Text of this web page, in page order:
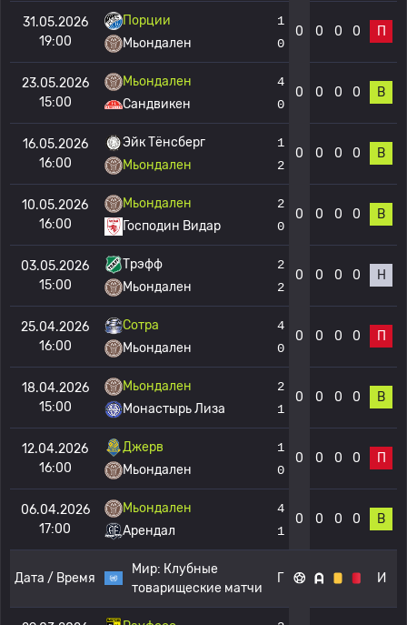
31.05.2026
19:00
Порции
Мьондален
1
0
0 0 0 0 П
23.05.2026
15:00
Мьондален
Сандвикен
4
0
0 0 0 0 В
16.05.2026
16:00
Эйк Тёнсберг
Мьондален
1
2
0 0 0 0 В
10.05.2026
16:00
Мьондален
Господин Видар
2
0
0 0 0 0 В
03.05.2026
15:00
Трэфф
Мьондален
2
2
0 0 0 0 Н
25.04.2026
16:00
Сотра
Мьондален
4
0
0 0 0 0 П
18.04.2026
15:00
Мьондален
Монастырь Лиза
2
1
0 0 0 0 В
12.04.2026
16:00
Джерв
Мьондален
1
0
0 0 0 0 П
06.04.2026
17:00
Мьондален
Арендал
4
1
0 0 0 0 В
Дата / Время
Мир: Клубные
товарищеские матчи
Г И